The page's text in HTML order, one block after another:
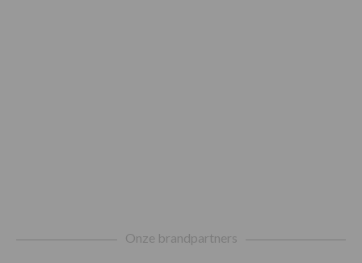
Onze brandpartners